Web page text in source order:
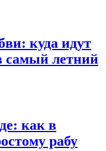
куда идут
самый летний
как в
рабу